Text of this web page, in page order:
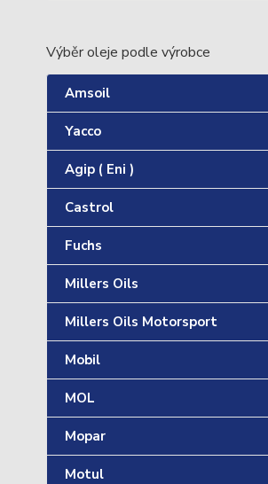
Výběr oleje podle výrobce
Amsoil
Yacco
Agip ( Eni )
Castrol
Fuchs
Millers Oils
Millers Oils Motorsport
Mobil
MOL
Mopar
Motul